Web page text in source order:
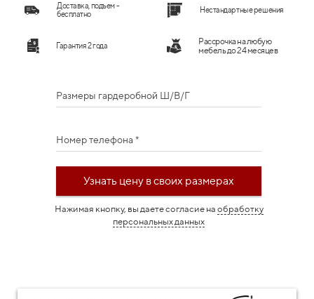
Доставка, подъем -
бесплатно
Нестандартные решения
Гарантия 2 года
Рассрочка на любую
мебель до 24 месяцев
Размеры гардеробной Ш/В/Г
Номер телефона *
Узнать цену в своих размерах
Нажимая кнопку, вы даете согласие на обработку
персональных данных